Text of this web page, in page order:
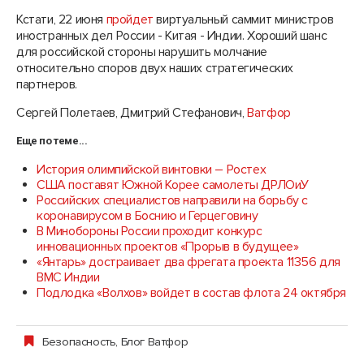
Кстати, 22 июня пройдет виртуальный саммит министров
иностранных дел России - Китая - Индии. Хороший шанс
для российской стороны нарушить молчание
относительно споров двух наших стратегических
партнеров.
Сергей Полетаев, Дмитрий Стефанович,Ватфор
Еще по теме...
История олимпийской винтовки – Ростех
США поставят Южной Корее самолеты ДРЛОиУ
Российских специалистов направили на борьбу с
коронавирусом в Боснию и Герцеговину
В Минобороны России проходит конкурс
инновационных проектов «Прорыв в будущее»
«Янтарь» достраивает два фрегата проекта 11356 для
ВМС Индии
Подлодка «Волхов» войдет в состав флота 24 октября
Безопасность, Блог Ватфор